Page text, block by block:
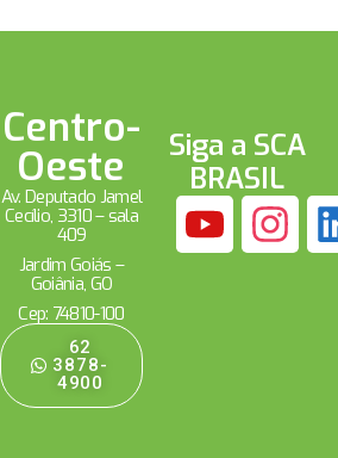
Centro-
Oeste
Av. Deputado Jamel
Cecílio, 3310 – sala
409
Jardim Goiás –
Goiânia, GO
Cep: 74810-100
62
3878-
4900
Siga a SCA
BRASIL